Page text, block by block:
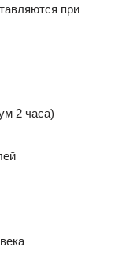
при
2 часа)